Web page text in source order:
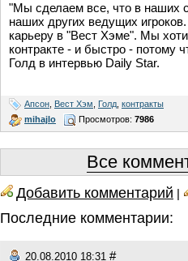
"Мы сделаем все, что в наших
наших других ведущих
карьеру в "Вест Хэме". Мы
контракте - и быстро - потому
Голд в интервью Daily Star.
Апсон Вест Хэм Голд контракты
mihajlo
Просмотров: 7986
Все
Добавить комментарий |
Последние комментарии:
20.08.2010 18:31 #